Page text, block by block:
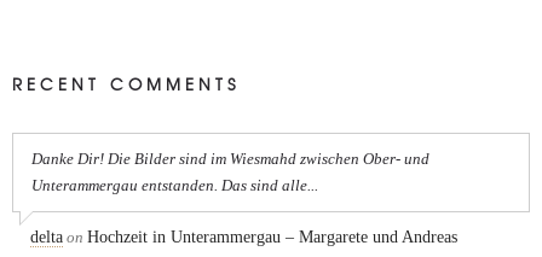
RECENT COMMENTS
Danke Dir! Die Bilder sind im Wiesmahd zwischen Ober- und
Unterammergau entstanden. Das sind alle...
delta on Hochzeit in Unterammergau – Margarete und Andreas